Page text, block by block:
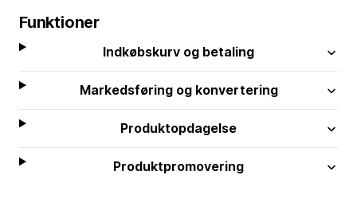
Funktioner
Indkøbskurv og betaling
Markedsføring og konvertering
Produktopdagelse
Produktpromovering